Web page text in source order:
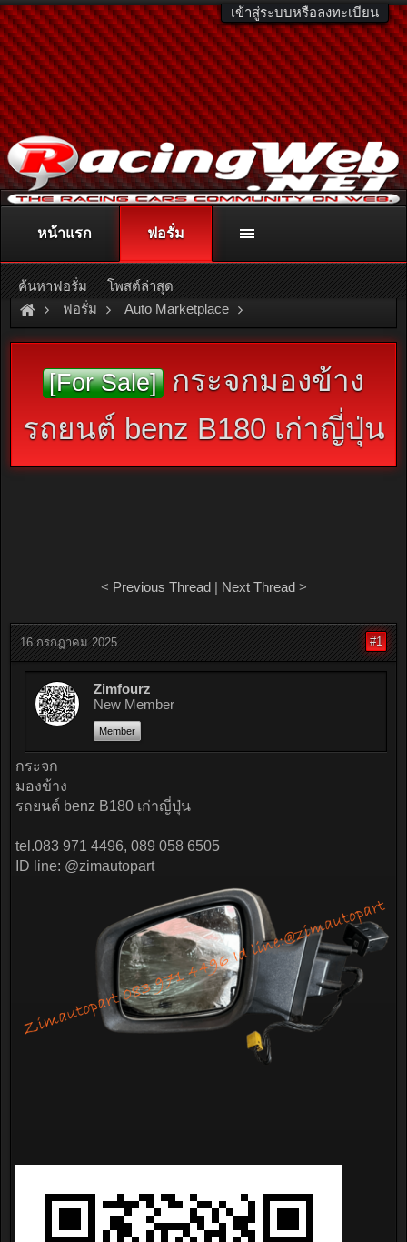
เข้าสู่ระบบหรือลงทะเบียน
ติดต่อลงโฆษณา racingweb@gmail.comหรือโทร. 081-811-1138
หรืออ่านรายละเอียดเพิ่มเติม คลิกที่นี่
ฟอรั่ม Auto Marketplace
Exterior & Accessories
[For Sale] กระจกมองข้าง
รถยนต์ benz B180 เก่าญี่ปุ่น
< Previous Thread| Next Thread>
16 กรกฎาคม 2025 #1
Zimfourz
New Member
Member
กระจก
มองข้าง
รถยนต์ benz B180 เก่าญี่ปุ่น
tel.083 971 4496, 089 058 6505
ID line: @zimautopart
หน้าแรก ฟอรั่ม
ค้นหาฟอรั่ม โพสต์ล่าสุด